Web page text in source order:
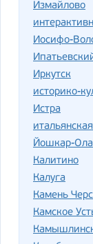
Измайлово
Иосифо-
Иркутск
историко-
Истра
Йошкар-Ола
Калитино
Калуга
Камень
Камское